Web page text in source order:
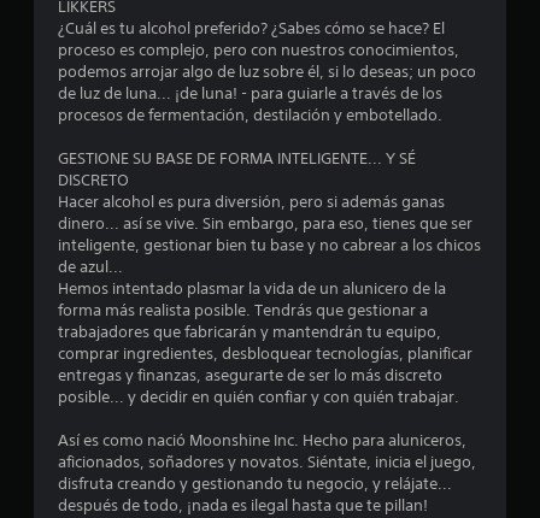
e
c
i
c
o
e
s
t
r
e
LIKKERS
¿Cuál es tu alcohol preferido? ¿Sabes cómo se hace? El
proceso es complejo, pero con nuestros conocimientos,
podemos arrojar algo de luz sobre él, si lo deseas; un poco
de luz de luna... ¡de luna! - para guiarle a través de los
procesos de fermentación, destilación y embotellado.
GESTIONE SU BASE DE FORMA INTELIGENTE... Y SÉ
DISCRETO
Hacer alcohol es pura diversión, pero si además ganas
dinero... así se vive. Sin embargo, para eso, tienes que ser
inteligente, gestionar bien tu base y no cabrear a los chicos
de azul...
Hemos intentado plasmar la vida de un alunicero de la
forma más realista posible. Tendrás que gestionar a
trabajadores que fabricarán y mantendrán tu equipo,
comprar ingredientes, desbloquear tecnologías, planificar
entregas y finanzas, asegurarte de ser lo más discreto
posible... y decidir en quién confiar y con quién trabajar.
Así es como nació Moonshine Inc. Hecho para aluniceros,
aficionados, soñadores y novatos. Siéntate, inicia el juego,
disfruta creando y gestionando tu negocio, y relájate...
después de todo, ¡nada es ilegal hasta que te pillan!